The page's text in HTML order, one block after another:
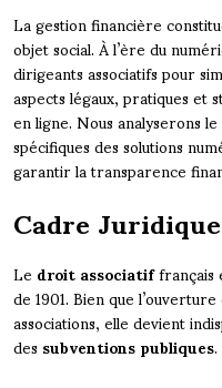
La gestion financière
objet social. À l’ère du
dirigeants associatifs pour
aspects légaux, pratiques et
en ligne. Nous analyserons
spécifiques des solutions
garantir la transparence
Cadre
Ledroit associatiffrançais
de 1901. Bien que
associations, elle devient
dessubventions publiques.